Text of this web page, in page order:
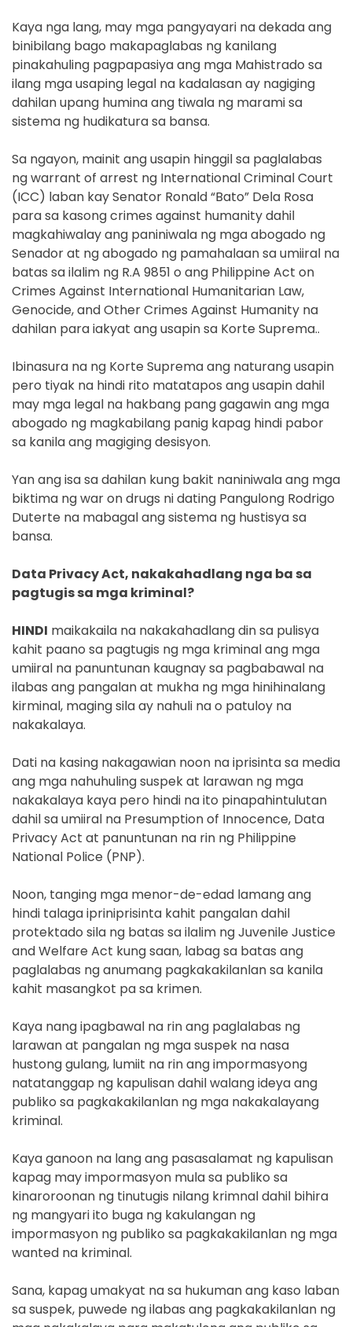
Kaya nga lang, may mga pangyayari na dekada ang
binibilang bago makapaglabas ng kanilang
pinakahuling pagpapasiya ang mga Mahistrado sa
ilang mga usaping legal na kadalasan ay nagiging
dahilan upang humina ang tiwala ng marami sa
sistema ng hudikatura sa bansa.
Sa ngayon, mainit ang usapin hinggil sa paglalabas
ng warrant of arrest ng International Criminal Court
(ICC) laban kay Senator Ronald “Bato” Dela Rosa
para sa kasong crimes against humanity dahil
magkahiwalay ang paniniwala ng mga abogado ng
Senador at ng abogado ng pamahalaan sa umiiral na
batas sa ilalim ng R.A 9851 o ang Philippine Act on
Crimes Against International Humanitarian Law,
Genocide, and Other Crimes Against Humanity na
dahilan para iakyat ang usapin sa Korte Suprema..
Ibinasura na ng Korte Suprema ang naturang usapin
pero tiyak na hindi rito matatapos ang usapin dahil
may mga legal na hakbang pang gagawin ang mga
abogado ng magkabilang panig kapag hindi pabor
sa kanila ang magiging desisyon.
Yan ang isa sa dahilan kung bakit naniniwala ang mga
biktima ng war on drugs ni dating Pangulong Rodrigo
Duterte na mabagal ang sistema ng hustisya sa
bansa.
Data Privacy Act, nakakahadlang nga ba sa
pagtugis sa mga kriminal?
HINDI maikakaila na nakakahadlang din sa pulisya
kahit paano sa pagtugis ng mga kriminal ang mga
umiiral na panuntunan kaugnay sa pagbabawal na
ilabas ang pangalan at mukha ng mga hinihinalang
kirminal, maging sila ay nahuli na o patuloy na
nakakalaya.
Dati na kasing nakagawian noon na iprisinta sa media
ang mga nahuhuling suspek at larawan ng mga
nakakalaya kaya pero hindi na ito pinapahintulutan
dahil sa umiiral na Presumption of Innocence, Data
Privacy Act at panuntunan na rin ng Philippine
National Police (PNP).
Noon, tanging mga menor-de-edad lamang ang
hindi talaga ipriniprisinta kahit pangalan dahil
protektado sila ng batas sa ilalim ng Juvenile Justice
and Welfare Act kung saan, labag sa batas ang
paglalabas ng anumang pagkakakilanlan sa kanila
kahit masangkot pa sa krimen.
Kaya nang ipagbawal na rin ang paglalabas ng
larawan at pangalan ng mga suspek na nasa
hustong gulang, lumiit na rin ang impormasyong
natatanggap ng kapulisan dahil walang ideya ang
publiko sa pagkakakilanlan ng mga nakakalayang
kriminal.
Kaya ganoon na lang ang pasasalamat ng kapulisan
kapag may impormasyon mula sa publiko sa
kinaroroonan ng tinutugis nilang krimnal dahil bihira
ng mangyari ito buga ng kakulangan ng
impormasyon ng publiko sa pagkakakilanlan ng mga
wanted na kriminal.
Sana, kapag umakyat na sa hukuman ang kaso laban
sa suspek, puwede ng ilabas ang pagkakakilanlan ng